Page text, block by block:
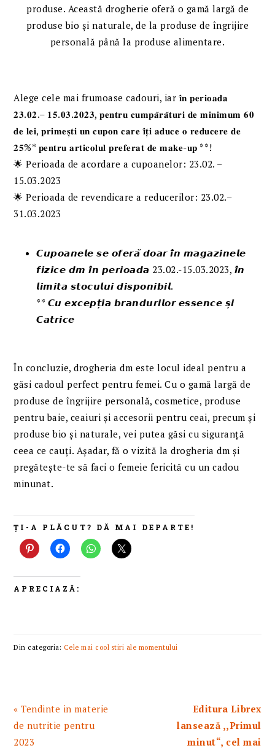
produse. Această drogherie oferă o gamă largă de
produse bio și naturale, de la produse de îngrijire
personală până la produse alimentare.
Alege cele mai frumoase cadouri, iar 𝐢̂𝐧 𝐩𝐞𝐫𝐢𝐨𝐚𝐝𝐚
𝟐𝟑.𝟎𝟐.– 𝟏𝟓.𝟎𝟑.𝟐𝟎𝟐𝟑, 𝐩𝐞𝐧𝐭𝐫𝐮 𝐜𝐮𝐦𝐩𝐚̆𝐫𝐚̆𝐭𝐮𝐫𝐢 𝐝𝐞 𝐦𝐢𝐧𝐢𝐦𝐮𝐦 𝟔𝟎
𝐝𝐞 𝐥𝐞𝐢, 𝐩𝐫𝐢𝐦𝐞𝐬̦𝐭𝐢 𝐮𝐧 𝐜𝐮𝐩𝐨𝐧 𝐜𝐚𝐫𝐞 𝐢̂𝐭̦𝐢 𝐚𝐝𝐮𝐜𝐞 𝐨 𝐫𝐞𝐝𝐮𝐜𝐞𝐫𝐞 𝐝𝐞
𝟐𝟓%* 𝐩𝐞𝐧𝐭𝐫𝐮 𝐚𝐫𝐭𝐢𝐜𝐨𝐥𝐮𝐥 𝐩𝐫𝐞𝐟𝐞𝐫𝐚𝐭 𝐝𝐞 𝐦𝐚𝐤𝐞-𝐮𝐩 **!
🌟 Perioada de acordare a cupoanelor: 23.02. –
15.03.2023
🌟 Perioada de revendicare a reducerilor: 23.02.–
31.03.2023
𝘾𝙪𝙥𝙤𝙖𝙣𝙚𝙡𝙚 𝙨𝙚 𝙤𝙛𝙚𝙧𝙖̆ 𝙙𝙤𝙖𝙧 𝙞̂𝙣 𝙢𝙖𝙜𝙖𝙯𝙞𝙣𝙚𝙡𝙚
𝙛𝙞𝙯𝙞𝙘𝙚 𝙙𝙢 𝙞̂𝙣 𝙥𝙚𝙧𝙞𝙤𝙖𝙙𝙖 23.02.-15.03.2023, 𝙞̂𝙣
𝙡𝙞𝙢𝙞𝙩𝙖 𝙨𝙩𝙤𝙘𝙪𝙡𝙪𝙞 𝙙𝙞𝙨𝙥𝙤𝙣𝙞𝙗𝙞𝙡.
** 𝘾𝙪 𝙚𝙭𝙘𝙚𝙥𝙩̦𝙞𝙖 𝙗𝙧𝙖𝙣𝙙𝙪𝙧𝙞𝙡𝙤𝙧 𝙚𝙨𝙨𝙚𝙣𝙘𝙚 𝙨̦𝙞
𝘾𝙖𝙩𝙧𝙞𝙘𝙚
În concluzie, drogheria dm este locul ideal pentru a
găsi cadoul perfect pentru femei. Cu o gamă largă de
produse de îngrijire personală, cosmetice, produse
pentru baie, ceaiuri și accesorii pentru ceai, precum și
produse bio și naturale, vei putea găsi cu siguranță
ceea ce cauți. Așadar, fă o vizită la drogheria dm și
pregătește-te să faci o femeie fericită cu un cadou
minunat.
ȚI-A PLĂCUT? DĂ MAI DEPARTE!
APRECIAZĂ:
Din categoria: Cele mai cool stiri ale momentului
Articol
anterior:
« Tendinte in materie
de nutritie pentru
2023
Articolul
urmator:
Editura Librex
lansează ,,Primul
minut“, cel mai